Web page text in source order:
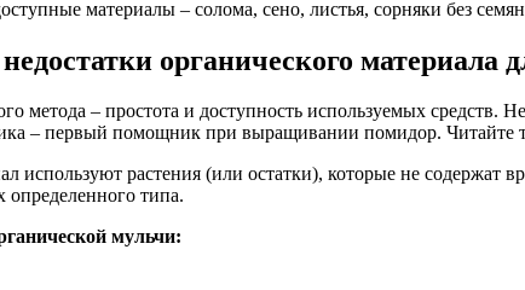
материалы – солома, сено, листья, сорняки без семян
органического материала
метода – простота и доступность используемых
– первый помощник при выращивании помидор. Читайте
используют растения (или остатки), которые не содержат
определенного типа.
мульчи: